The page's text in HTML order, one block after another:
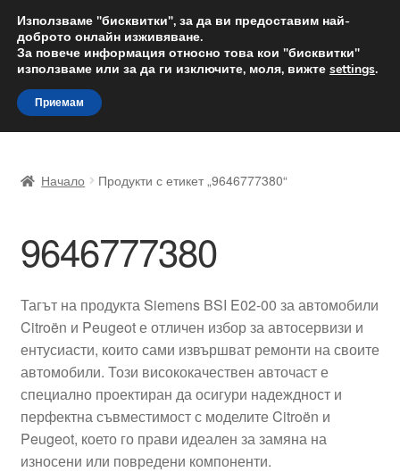
ДОСТАВКА от 12 лв.
Доставка по целия свят
Skip
to
navigation
Skip
to
content
Доставка по целия свят
Жалби
Количка
Контакт
Моята сметка
Начало Продукти с етикет „9646777380“
9646777380
Тагът на продукта Siemens BSI E02-00 за автомобили
Citroën и Peugeot е отличен избор за автосервизи и
ентусиасти, които сами извършват ремонти на своите
автомобили. Този висококачествен авточаст е
специално проектиран да осигури надеждност и
перфектна съвместимост с моделите Citroën и
Peugeot, което го прави идеален за замяна на
износени или повредени компоненти.
Използваме "бисквитки", за да ви предоставим най-
доброто онлайн изживяване.
За повече информация относно това кои "бисквитки"
използваме или за да ги изключите, моля, вижте settings.
Приемам